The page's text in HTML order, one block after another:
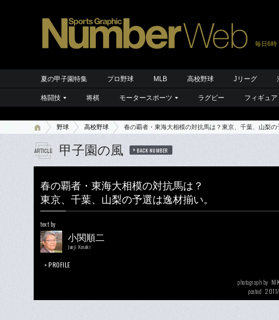
毎日6時
夏の甲子園特集 プロ野球 MLB 高校野球 Jリーグ
格闘技 将棋 モータースポーツ ラグビー フィギュア
野球 高校野球 春の覇者・東海大相模の対抗馬は？東京、千葉、山梨の
甲子園の風 BACK NUMBER
春の覇者・東海大相模の対抗馬は？
東京、千葉、山梨の予選は逸材揃い。
text by
小関順二
Junji Koseki
PROFILE
photograph by
posted